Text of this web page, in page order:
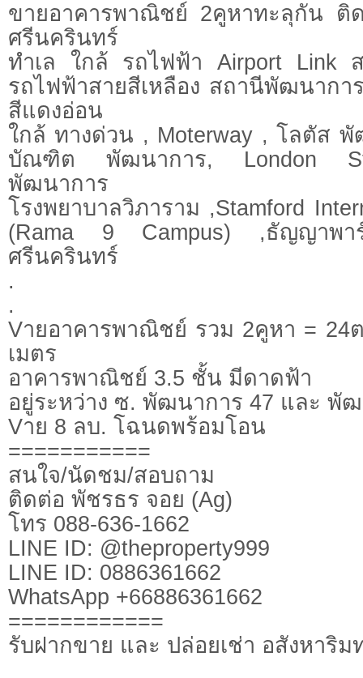
ขายอาคารพาณิชย์ 2คูหาทะลุกัน
ศรีนครินทร์
ทำเล ใกล้ รถไฟฟ้า Airport Link
รถไฟฟ้าสายสีเหลือง สถานีพัฒนากา
สีแดงอ่อน
ใกล้ ทางด่วน , Moterway , โลตัส
บัณฑิต พัฒนาการ, London
พัฒนาการ
โรงพยาบาลวิภาราม ,Stamford
(Rama 9 Campus) ,ธัญญาพา
ศรีนครินทร์
.
.
Vายอาคารพาณิชย์ รวม 2คูหา = 24
เมตร
อาคารพาณิชย์ 3.5 ชั้น มีดาดฟ้า
อยู่ระหว่าง ซ. พัฒนาการ 47 และ พั
Vาย 8 ลบ. โฉนดพร้อมโอน
===========
สนใจ/นัดชม/สอบถาม
ติดต่อ พัชรธร จอย (Ag)
โทร 088-636-1662
LINE ID: @theproperty999
LINE ID: 0886361662
WhatsApp +66886361662
============
รับฝากขาย และ ปล่อยเช่า อสังหาริ